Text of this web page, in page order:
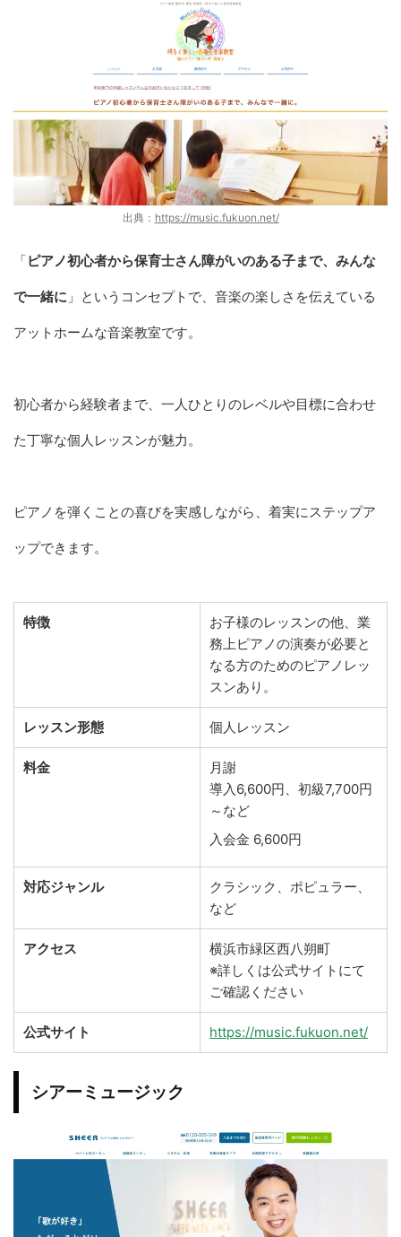
出典： https://music.fukuon.net/
「ピアノ初心者から保育士さん障がいのある子まで、みんな
で一緒に 」というコンセプトで、音楽の楽しさを伝えている
アットホームな音楽教室です。
初心者から経験者まで、一人ひとりのレベルや目標に合わせ
た丁寧な個人レッスンが魅力。
ピアノを弾くことの喜びを実感しながら、着実にステップア
ップできます。
特徴
お子様のレッスンの他、業
務上ピアノの演奏が必要と
なる方のためのピアノレッ
スンあり。
レッスン形態 個人レッスン
料金
月謝
導入6,600円、初級7,700円
～など
入会金 6,600円
対応ジャンル
クラシック、ポピュラー、
など
アクセス
横浜市緑区西八朔町
※詳しくは公式サイトにて
ご確認ください
公式サイト https://music.fukuon.net/
シアーミュージック